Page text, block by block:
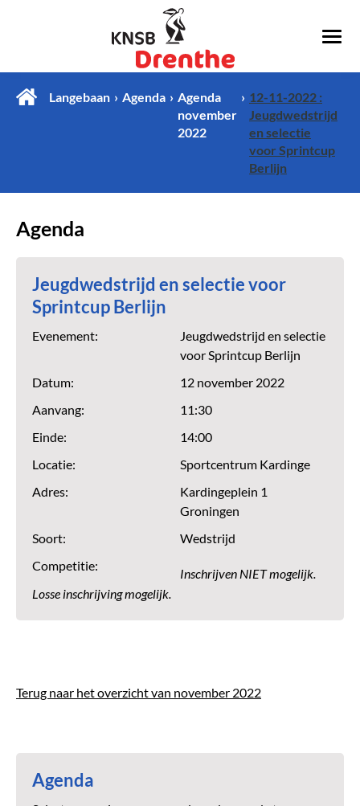
Langebaan Agenda
Agenda
november
2022
12-11-2022 :
Jeugdwedstrijd
en selectie
voor Sprintcup
Berlijn
Agenda
Jeugdwedstrijd en selectie voor
Sprintcup Berlijn
Evenement:
Jeugdwedstrijd en selectie
voor Sprintcup Berlijn
Datum:
12 november 2022
Aanvang:
11:30
Einde:
14:00
Locatie:
Sportcentrum Kardinge
Adres:
Kardingeplein 1
Groningen
Soort:
Wedstrijd
Competitie:
Inschrijven NIET mogelijk.
Losse inschrijving mogelijk.
Terug naar het overzicht van november 2022
Agenda